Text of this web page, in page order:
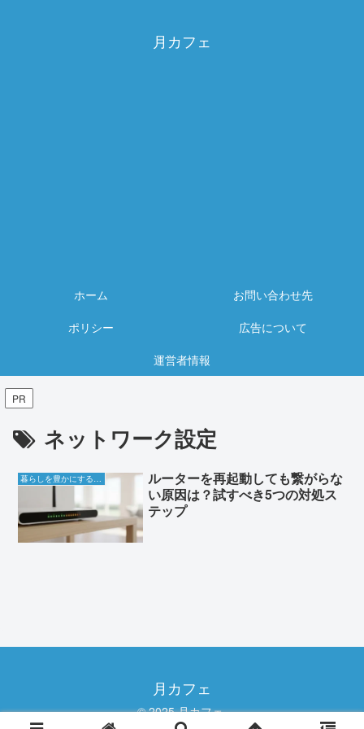
月カフェ
ホーム
お問い合わせ先
ポリシー
広告について
運営者情報
PR
ネットワーク設定
ルーターを再起動しても繋がらな
い原因は？試すべき5つの対処ス
テップ
月カフェ
© 2025 月カフェ.